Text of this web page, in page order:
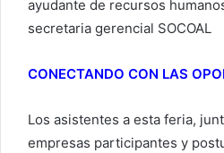
ayudante de recursos
secretaria gerencial SOCOAL
CONECTANDO CON LAS
Los asistentes a esta feria,
empresas participantes y